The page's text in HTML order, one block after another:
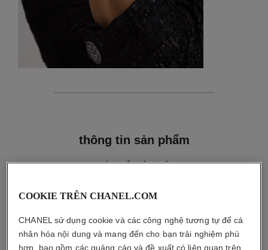
thông tin sản phẩm
HƯỚNG DẪN BẢO QUẢN
COOKIE TRÊN CHANEL.COM
CHANEL sử dụng cookie và các công nghệ tương tự để cá
nhân hóa nội dung và mang đến cho bạn trải nghiệm phù
hợp, bao gồm các quảng cáo và đề xuất có liên quan trên